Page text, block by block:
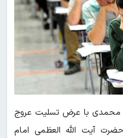
محمدی با عرض تسلیت عروج
آیت الله العظمی امام